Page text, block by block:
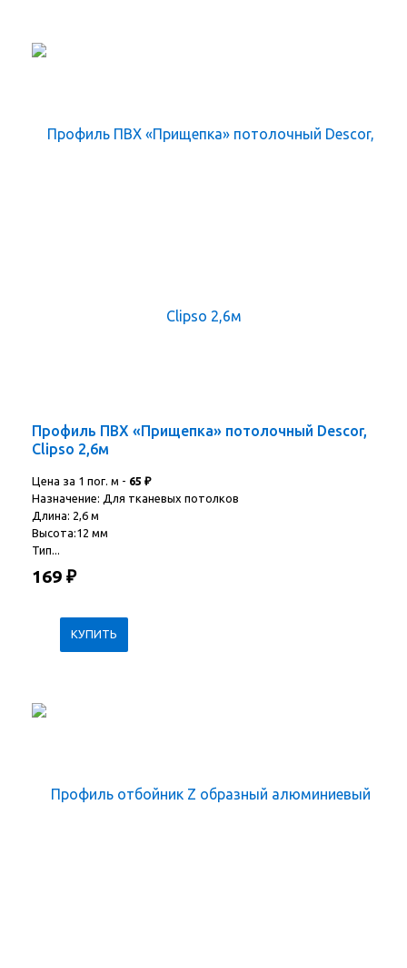
Профиль ПВХ «Прищепка» потолочный Descor,
Clipso 2,6м
Цена за 1 пог. м - 65 ₽
Назначение: Для тканевых потолков
Длина: 2,6 м
Высота:12 мм
Тип...
169 ₽